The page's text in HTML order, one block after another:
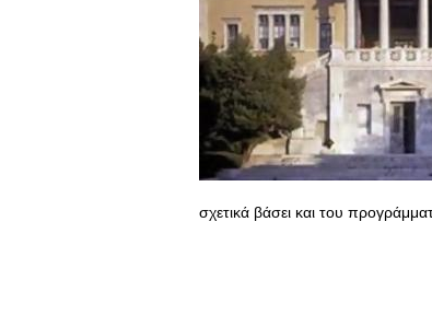
σχετικά βάσει και του